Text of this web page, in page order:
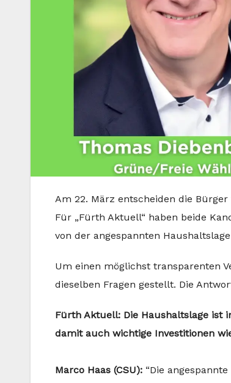
Am 22. März entscheiden die
Für „Fürth Aktuell“ haben beide
von der angespannten
Um einen möglichst transparenten
dieselben Fragen gestellt. Die
Fürth Aktuell: Die Haushaltslage ist
damit auch wichtige Investitionen
Marco Haas (CSU): “Die